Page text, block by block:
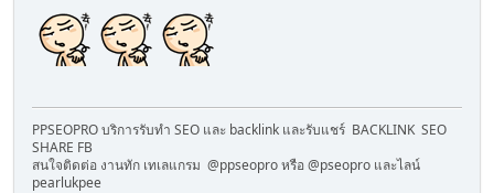
PPSEOPRO บริการรับทำ SEO และ backlink และรับแชร์ BACKLINK SEO
SHARE FB
สนใจติดต่อ งานทัก เทเลแกรม @ppseopro หรือ @pseopro และไลน์
pearlukpee